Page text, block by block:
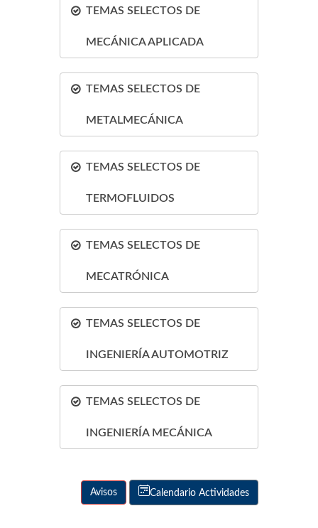
TEMAS SELECTOS DE
MECÁNICA APLICADA
TEMAS SELECTOS DE
METALMECÁNICA
TEMAS SELECTOS DE
TERMOFLUIDOS
TEMAS SELECTOS DE
MECATRÓNICA
TEMAS SELECTOS DE
INGENIERÍA AUTOMOTRIZ
TEMAS SELECTOS DE
INGENIERÍA MECÁNICA
Avisos Calendario Actividades